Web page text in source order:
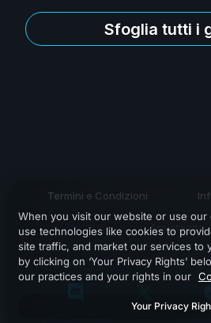
Sfoglia tutti i
Termini e Condizioni
Assistenza
When you visit our website or use our
use technologies like cookies to
site traffic, and market our services to
by clicking on ‘Your Privacy Rights’
our practices and your rights in our
Your Privacy